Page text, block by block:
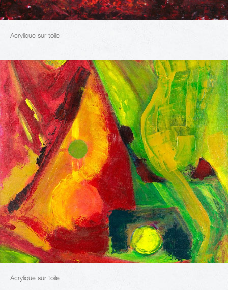
Acrylique sur toile
Acrylique sur toile